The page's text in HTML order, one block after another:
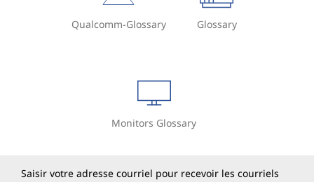
Qualcomm-Glossary Glossary
Monitors Glossary
Saisir votre adresse courriel pour recevoir les courriels